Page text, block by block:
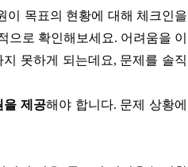
이 목표의 현황에 대해 체크인을
으로 확인해보세요. 어려움을 이
못하게 되는데요, 문제를 솔직
을 제공해야 합니다. 문제 상황에